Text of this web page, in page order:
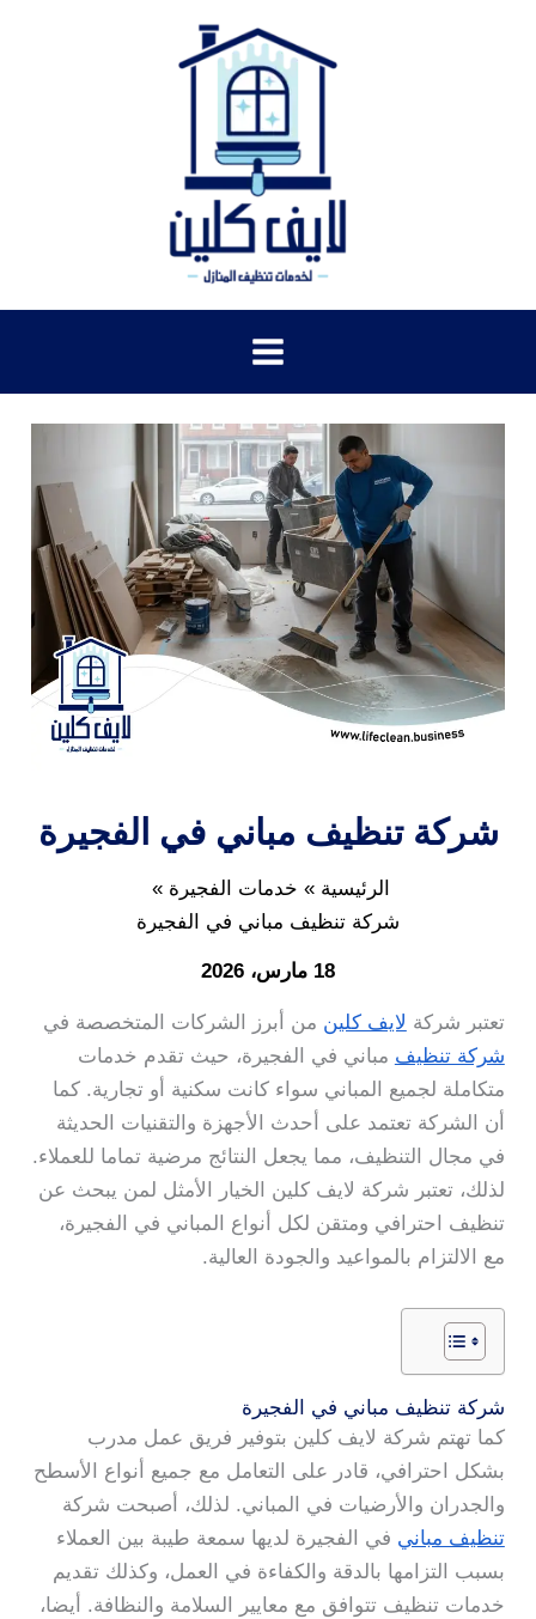
شركة تنظيف مباني في الفجيرة
الرئيسية
خدمات الفجيرة
شركة تنظيف مباني في الفجيرة
18 مارس، 2026
تعتبر شركة لايف كلين من أبرز الشركات المتخصصة في
شركة تنظيف مباني في الفجيرة، حيث تقدم خدمات
متكاملة لجميع المباني سواء كانت سكنية أو تجارية. كما
أن الشركة تعتمد على أحدث الأجهزة والتقنيات الحديثة
في مجال التنظيف، مما يجعل النتائج مرضية تماما للعملاء.
لذلك، تعتبر شركة لايف كلين الخيار الأمثل لمن يبحث عن
تنظيف احترافي ومتقن لكل أنواع المباني في الفجيرة،
مع الالتزام بالمواعيد والجودة العالية.
شركة تنظيف مباني في الفجيرة
كما تهتم شركة لايف كلين بتوفير فريق عمل مدرب
بشكل احترافي، قادر على التعامل مع جميع أنواع الأسطح
والجدران والأرضيات في المباني. لذلك، أصبحت شركة
تنظيف مباني في الفجيرة لديها سمعة طيبة بين العملاء
بسبب التزامها بالدقة والكفاءة في العمل، وكذلك تقديم
خدمات تنظيف تتوافق مع معايير السلامة والنظافة. أيضا،